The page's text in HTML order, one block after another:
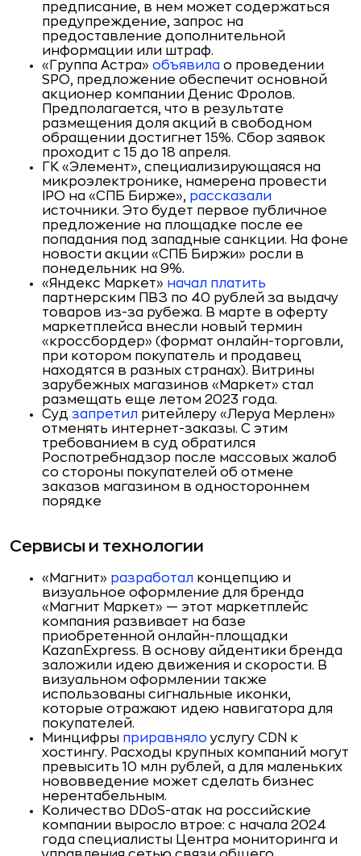
предписание, в нем может содержаться
предупреждение, запрос на
предоставление дополнительной
информации или штраф.
«Группа Астра» объявила о проведении
SPO, предложение обеспечит основной
акционер компании Денис Фролов.
Предполагается, что в результате
размещения доля акций в свободном
обращении достигнет 15%. Сбор заявок
проходит с 15 до 18 апреля.
ГК «Элемент», специализирующаяся на
микроэлектронике, намерена провести
IPO на «СПБ Бирже», рассказали
источники. Это будет первое публичное
предложение на площадке после ее
попадания под западные санкции. На фоне
новости акции «СПБ Биржи» росли в
понедельник на 9%.
«Яндекс Маркет» начал платить
партнерским ПВЗ по 40 рублей за выдачу
товаров из-за рубежа. В марте в оферту
маркетплейса внесли новый термин
«кроссбордер» (формат онлайн-торговли,
при котором покупатель и продавец
находятся в разных странах). Витрины
зарубежных магазинов «Маркет» стал
размещать еще летом 2023 года.
Суд запретил ритейлеру «Леруа Мерлен»
отменять интернет-заказы. С этим
требованием в суд обратился
Роспотребнадзор после массовых жалоб
со стороны покупателей об отмене
заказов магазином в одностороннем
порядке
Сервисы и технологии
«Магнит» разработал концепцию и
визуальное оформление для бренда
«Магнит Маркет» — этот маркетплейс
компания развивает на базе
приобретенной онлайн-площадки
KazanExpress. В основу айдентики бренда
заложили идею движения и скорости. В
визуальном оформлении также
использованы сигнальные иконки,
которые отражают идею навигатора для
покупателей.
Минцифры приравнялоуслугу CDN к
хостингу. Расходы крупных компаний могут
превысить 10 млн рублей, а для маленьких
нововведение может сделать бизнес
нерентабельным.
Количество DDoS-атак на российские
компании выросло втрое: с начала 2024
года специалисты Центра мониторинга и